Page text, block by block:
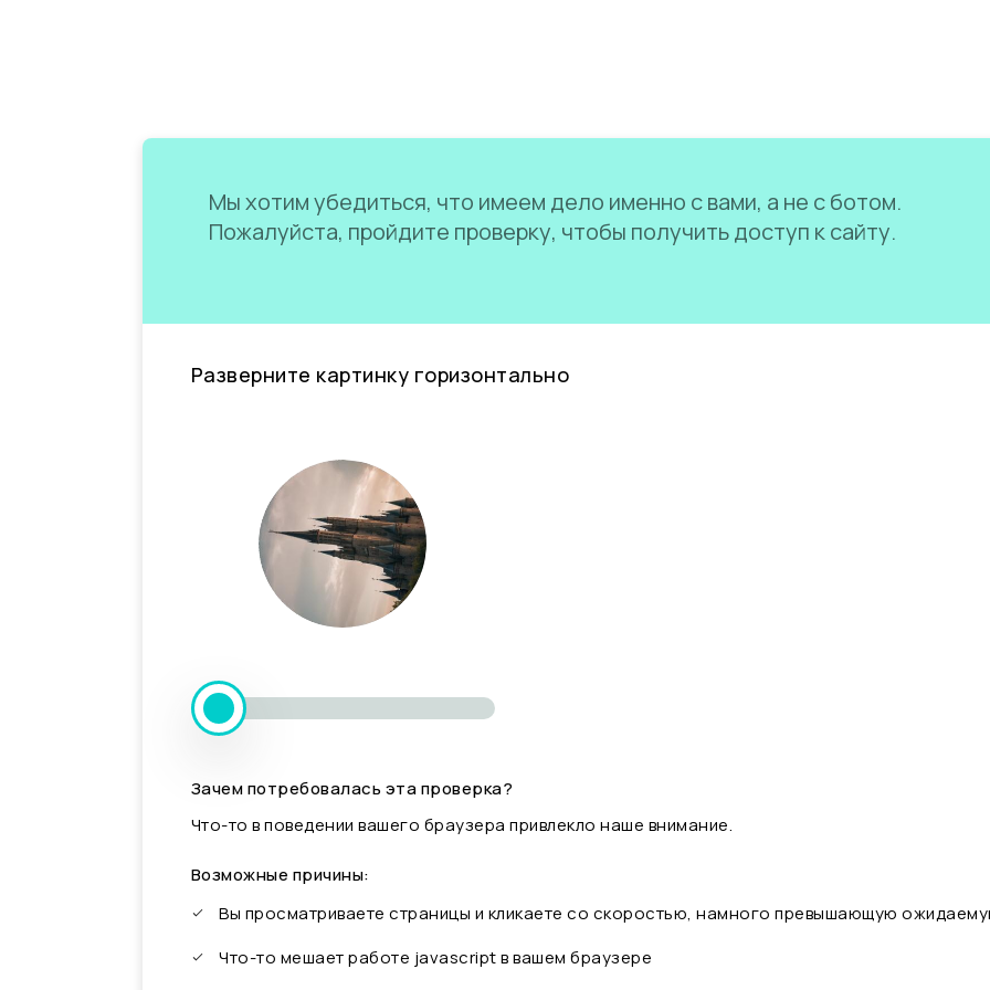
Мы хотим убедиться, что имеем дело именно с вами, а не с ботом.
Пожалуйста, пройдите проверку, чтобы получить доступ к сайту.
Разверните картинку горизонтально
Зачем потребовалась эта проверка?
Что-то в поведении вашего браузера привлекло наше внимание.
Возможные причины:
Вы просматриваете страницы и кликаете со скоростью, намного превышающую
Что-то мешает работе javascript в вашем браузере